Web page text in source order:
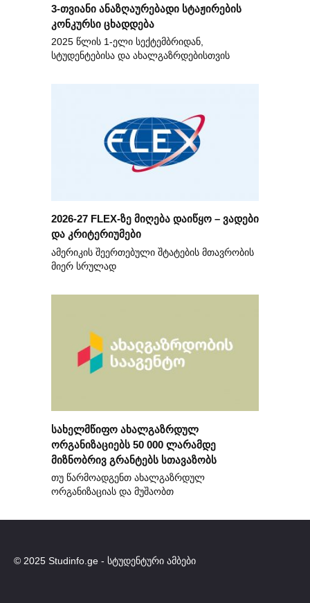
3-თვიანი ანაზღაურებადი სტაჟირების
კონკურსი ცხადდება
2025 წლის 1-ელი სექტემბრიდან,
სტუდენტებისა და ახალგაზრდებისთვის
2026-27 FLEX-ზე მიღება დაიწყო – ვადები
და კრიტერიუმები
ამერიკის შეერთებული შტატების მთავრობის
მიერ სრულად
სახელმწიფო ახალგაზრდულ
ორგანიზაციებს 50 000 ლარამდე
მიზნობრივ გრანტებს სთავაზობს
თუ წარმოადგენთ ახალგაზრდულ
ორგანიზაციას და მუშაობთ
© 2025 Studinfo.ge - სტუდენტური ამბები